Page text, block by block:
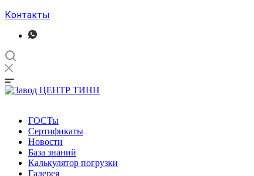
Контакты
ГОСТы
Сертификаты
Новости
База знаний
Калькулятор погрузки
Галерея